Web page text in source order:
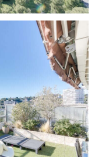
prestations, ses
et son
des résidences les
clientèle en quête
qualité de vie
no5502
ce bien est
Géorisques :